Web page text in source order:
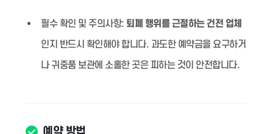
필수 확인 및 주의사항: 퇴폐 행위를 근절하는 건전 업체
인지 반드시 확인해야 합니다. 과도한 예약금을 요구하거
나 귀중품 보관에 소홀한 곳은 피하는 것이 안전합니다.